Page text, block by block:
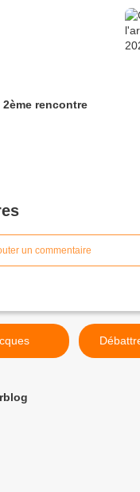
rencontre
un commentaire